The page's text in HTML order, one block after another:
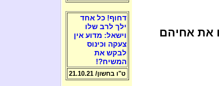
את אחיהם
דחוף! כל אחד
ילך לרב שלו
וישאל: מדוע אין
צעקה וכינוס
לבקש את
המשיח?!
ט"ו בחשון/ 21.10.21